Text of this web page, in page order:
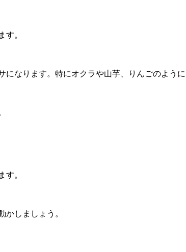
す。
なります。特にオクラや山芋、りんごのよう
す。
しましょう。